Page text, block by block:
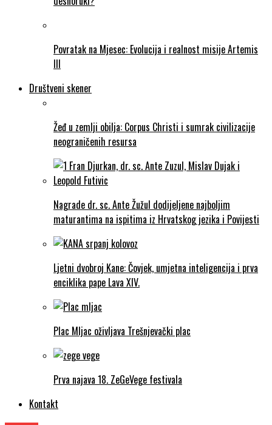
Povratak na Mjesec: Evolucija i realnost misije Artemis
III
Društveni skener
Žeđ u zemlji obilja: Corpus Christi i sumrak civilizacije
neograničenih resursa
Nagrade dr. sc. Ante Žužul dodijeljene najboljim
maturantima na ispitima iz Hrvatskog jezika i Povijesti
Ljetni dvobroj Kane: Čovjek, umjetna inteligencija i prva
enciklika pape Lava XIV.
Plac Mljac oživljava Trešnjevački plac
Prva najava 18. ZeGeVege festivala
Kontakt